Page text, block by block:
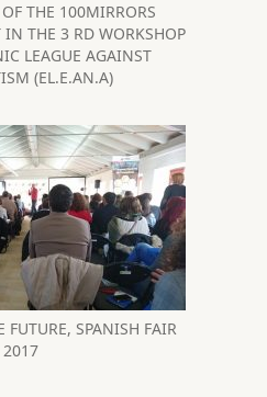
THE 100MIRRORS
IN THE 3 RD WORKSHOP
LEAGUE AGAINST
(EL.E.AN.A)
FUTURE, SPANISH FAIR
2017